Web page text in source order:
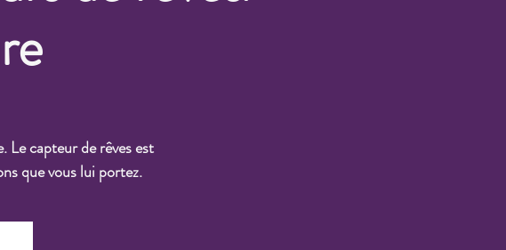
Le capteur de rêves est
que vous lui portez.